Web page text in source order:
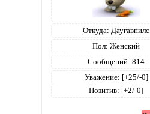
Откуда: Даугавпилс
Пол: Женский
Сообщений: 814
Уважение: [+25/-0]
Позитив: [+2/-0]